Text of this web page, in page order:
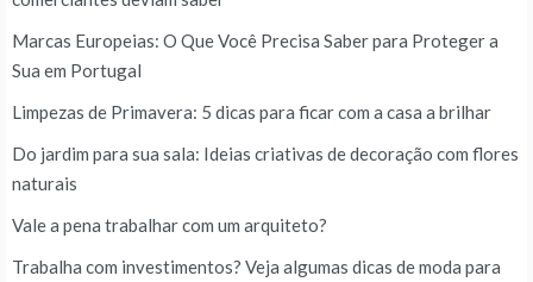
Marcas Europeias: O Que Você Precisa Saber para Proteger a
Sua em Portugal
Limpezas de Primavera: 5 dicas para ficar com a casa a brilhar
Do jardim para sua sala: Ideias criativas de decoração com flores
naturais
Vale a pena trabalhar com um arquiteto?
Trabalha com investimentos? Veja algumas dicas de moda para